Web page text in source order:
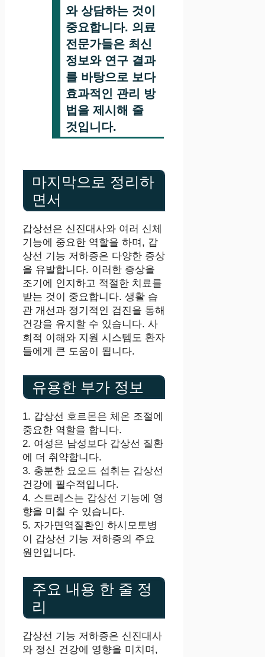
와 상담하는 것이
중요합니다. 의료
전문가들은 최신
정보와 연구 결과
를 바탕으로 보다
효과적인 관리 방
법을 제시해 줄
것입니다.
마지막으로 정리하
면서
갑상선은 신진대사와 여러 신체
기능에 중요한 역할을 하며, 갑
상선 기능 저하증은 다양한 증상
을 유발합니다. 이러한 증상을
조기에 인지하고 적절한 치료를
받는 것이 중요합니다. 생활 습
관 개선과 정기적인 검진을 통해
건강을 유지할 수 있습니다. 사
회적 이해와 지원 시스템도 환자
들에게 큰 도움이 됩니다.
유용한 부가 정보
1. 갑상선 호르몬은 체온 조절에
중요한 역할을 합니다.
2. 여성은 남성보다 갑상선 질환
에 더 취약합니다.
3. 충분한 요오드 섭취는 갑상선
건강에 필수적입니다.
4. 스트레스는 갑상선 기능에 영
향을 미칠 수 있습니다.
5. 자가면역질환인 하시모토병
이 갑상선 기능 저하증의 주요
원인입니다.
주요 내용 한 줄 정
리
갑상선 기능 저하증은 신진대사
와 정신 건강에 영향을 미치며,